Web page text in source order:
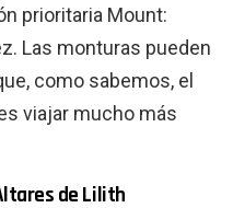
prioritaria Mount:
Las monturas pueden
como sabemos, el
viajar mucho más
de Lilith